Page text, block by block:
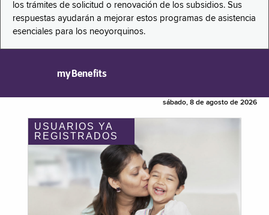
los trámites de solicitud o renovación de los subsidios. Sus
respuestas ayudarán a mejorar estos programas de asistencia
esenciales para los neoyorquinos.
myBenefits
sábado, 8 de agosto de 2026
USUARIOS YA
REGISTRADOS